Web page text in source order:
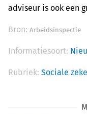
adviseur is ook een
Bron: Arbeidsinspectie
Informatiesoort:
Rubriek: Sociale